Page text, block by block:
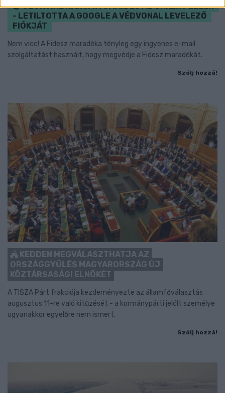
CZUNYINÉ HARCA A GMAIL ÉS AZ ÖNKÉNY ELLEN
- LETILTOTTA A GOOGLE A VÉDVONAL LEVELEZŐ
FIÓKJÁT
Nem vicc! A Fidesz maradéka tényleg egy ingyenes e-mail
szolgáltatást használt, hogy megvédje a Fidesz maradékát.
Szólj hozzá!
KEDDEN MEGVÁLASZTHATJA AZ
ORSZÁGGYŰLÉS MAGYARORSZÁG ÚJ
KÖZTÁRSASÁGI ELNÖKÉT
A TISZA Párt frakciója kezdeményezte az államfőválasztás
augusztus 11-re való kitűzését - a kormánypárti jelölt személye
ugyanakkor egyelőre nem ismert.
Szólj hozzá!